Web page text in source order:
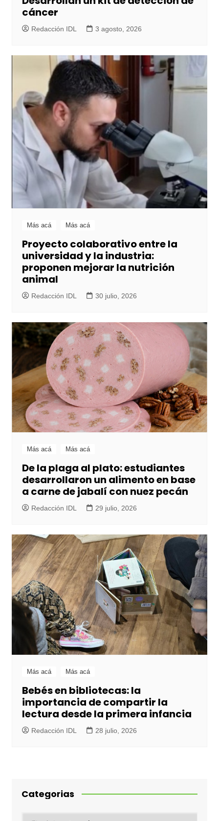
cáncer
Redacción IDL 3 agosto, 2026
Más acá Más acá
Proyecto colaborativo entre la
universidad y la industria:
proponen mejorar la nutrición
animal
Redacción IDL 30 julio, 2026
Más acá Más acá
De la plaga al plato: estudiantes
desarrollaron un alimento en base
a carne de jabalí con nuez pecán
Redacción IDL 29 julio, 2026
Más acá Más acá
Bebés en bibliotecas: la
importancia de compartir la
lectura desde la primera infancia
Redacción IDL 28 julio, 2026
Categorias